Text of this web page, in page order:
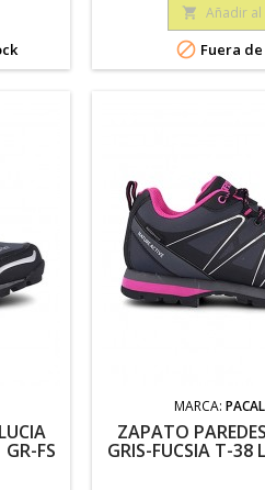
 Añadir
 Fuera
FS
MARCA:
ZAPATO
GRIS-FUCSIA T-38